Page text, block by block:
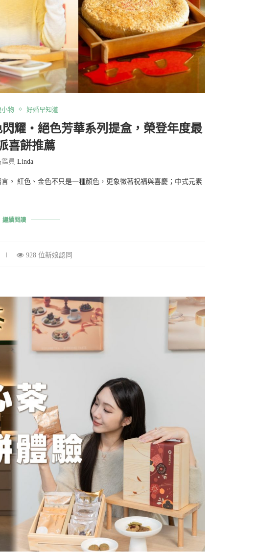
小物 好婚早知道
耀・絕色芳華系列提盒，榮登年度最
喜餅推薦
鑑員Linda
。 紅色、金色不只是一種顏色，更象徵著祝福與喜慶；中式元素
繼續閱讀
928 位新娘認同